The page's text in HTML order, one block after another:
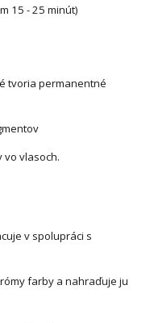
15 - 25 minút)
tvoria permanentné
vo vlasoch.
v spolupráci s
farby a nahraďuje ju